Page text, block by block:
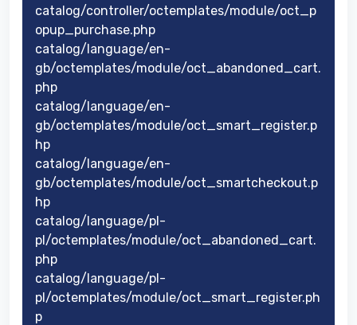
catalog/controller/octemplates/module/oct_p
opup_purchase.php
catalog/language/en-
gb/octemplates/module/oct_abandoned_cart.
php
catalog/language/en-
gb/octemplates/module/oct_smart_register.p
hp
catalog/language/en-
gb/octemplates/module/oct_smartcheckout.p
hp
catalog/language/pl-
pl/octemplates/module/oct_abandoned_cart.
php
catalog/language/pl-
pl/octemplates/module/oct_smart_register.ph
p